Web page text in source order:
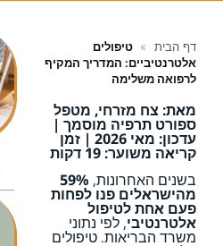
דף הבית » טיפולים
אלטרנטיביים: המדריך המקיף
לרפואה משלימה
מאת: צח מזרחי, מטפל
ספורט תרפיה מוסמך |
עדכון: מאי 2026 | זמן
קריאה משוער: 19 דקות
בשנים האחרונות, 59%
מהישראלים פנו לפחות
פעם אחת לטיפול
אלטרנטיבי, לפי נתוני
משרד הבריאות. טיפולים